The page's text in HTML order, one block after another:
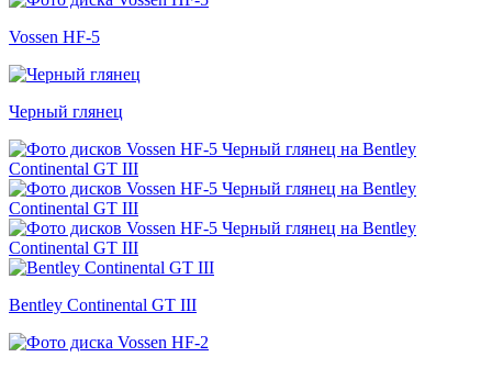
Vossen HF-5
Черный глянец
Bentley Continental GT III